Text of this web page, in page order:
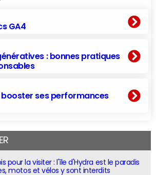
GA4
: bonnes pratiques
booster ses performances
pour la visiter : l'île d'Hydra est le paradis
motos et vélos y sont interdits